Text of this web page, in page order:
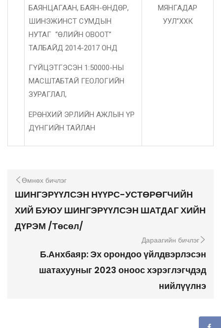
БАЯНЦАГААН, БАЯН-ӨНДӨР,
ШИНЭЖИНСТ СУМДЫН
НУТАГ “ӨЛИЙН ОВООТ”
ТАЛБАЙД 2014-2017 ОНД
ГҮЙЦЭТГЭСЭН 1:50000-НЫ
МАСШТАБТАЙ ГЕОЛОГИЙН
ЗУРАГЛАЛ,
ЕРӨНХИЙ ЭРЛИЙН АЖЛЫН ҮР
ДҮНГИЙН ТАЙЛАН
МЯНГАДАР
УУЛ”ХХК
Өмнөх бичлэг
ШИНГЭРҮҮЛСЭН НҮҮРС-УСТӨРӨГЧИЙН
ХИЙ БУЮУ ШИНГЭРҮҮЛСЭН ШАТДАГ ХИЙН
ДҮРЭМ /Төсөл/
Дараагийн бичлэг
Б.Анхбаяр: Эх орондоо үйлдвэрлэсэн
шатахууныг 2023 оноос хэрэглэгчдэд
нийлүүлнэ